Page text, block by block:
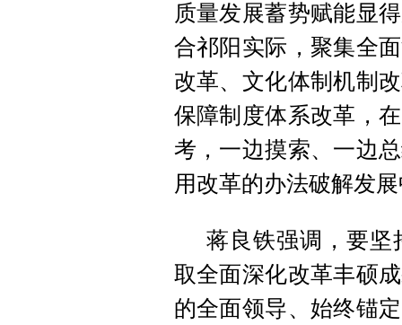
质量发展蓄势赋能显
合祁阳实际，聚集全
改革、文化体制机制
保障制度体系改革，
考，一边摸索、一边
用改革的办法破解发
蒋良铁强调，要坚
取全面深化改革丰硕
的全面领导、始终锚